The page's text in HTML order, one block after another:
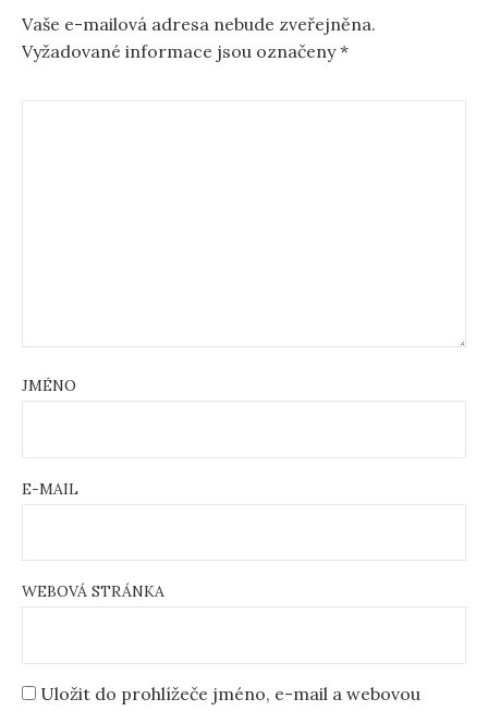
Vaše e-mailová adresa nebude zveřejněna.
Vyžadované informace jsou označeny*
JMÉNO
E-MAIL
WEBOVÁ STRÁNKA
Uložit do prohlížeče jméno, e-mail a webovou